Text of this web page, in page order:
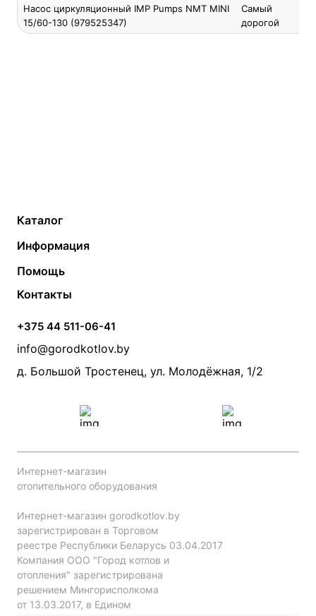
Насос циркуляционный IMP Pumps NMT MINI
15/60-130 (979525347)
Самый
дорогой
Каталог
Твердотопливные котлы
Электрические котлы
Банные печи
Камины и печи
Теплый пол
Радиаторы
Насосы
Дымоходы
Информация
Контакты
Статьи
Акции
Производители
Помощь
Монтаж систем отопления
Прайс по монтажу систем отопления
Проект систем отопления
Контакты
+375 44 511-06-41
info@gorodkotlov.by
д. Большой Тростенец, ул. Молодёжная, 1/2
Интернет-магазин
отопительного оборудования
Интернет-магазин gorodkotlov.by
зарегистрирован в Торговом
реестре Республики Беларусь 03.04.2017
Компания ООО "Город котлов и
отопления" зарегистрирована
решением Мингорисполкома
от 13.03.2017, в Едином